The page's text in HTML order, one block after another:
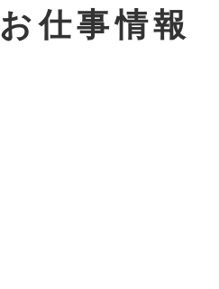
お仕事情報